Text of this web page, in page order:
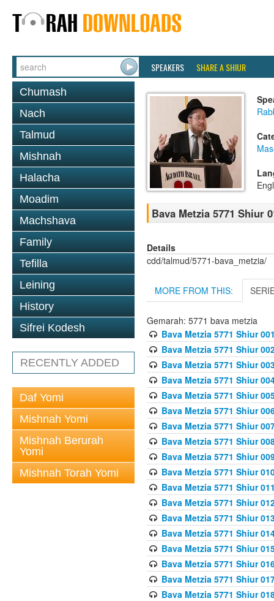
SPEAKERS SHARE A SHIUR
Chumash
Nach
Talmud
Mishnah
Halacha
Moadim
Machshava
Family
Tefilla
Leining
History
Sifrei Kodesh
RECENTLY ADDED
Daf Yomi
Mishnah Yomi
Mishnah Berurah
Yomi
Mishnah Torah Yomi
Bava Metzia 5771 Shiur
Details
cdd/talmud/5771-bava_metzia/
MORE FROM THIS:
Gemarah: 5771 bava metzia
Bava Metzia 5771 Shiur
Bava Metzia 5771 Shiur
Bava Metzia 5771 Shiur
Bava Metzia 5771 Shiur
Bava Metzia 5771 Shiur
Bava Metzia 5771 Shiur
Bava Metzia 5771 Shiur
Bava Metzia 5771 Shiur
Bava Metzia 5771 Shiur
Bava Metzia 5771 Shiur
Bava Metzia 5771 Shiur
Bava Metzia 5771 Shiur
Bava Metzia 5771 Shiur
Bava Metzia 5771 Shiur
Bava Metzia 5771 Shiur
Bava Metzia 5771 Shiur
Bava Metzia 5771 Shiur
Bava Metzia 5771 Shiur